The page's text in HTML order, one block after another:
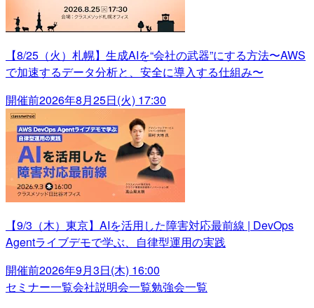
【8/25（火）札幌】生成AIを“会社の武器”にする方法〜AWS
で加速するデータ分析と、安全に導入する仕組み〜
開催前2026年8月25日(火) 17:30
【9/3（木）東京】AIを活用した障害対応最前線 | DevOps
Agentライブデモで学ぶ、自律型運用の実践
開催前2026年9月3日(木) 16:00
セミナー一覧会社説明会一覧勉強会一覧